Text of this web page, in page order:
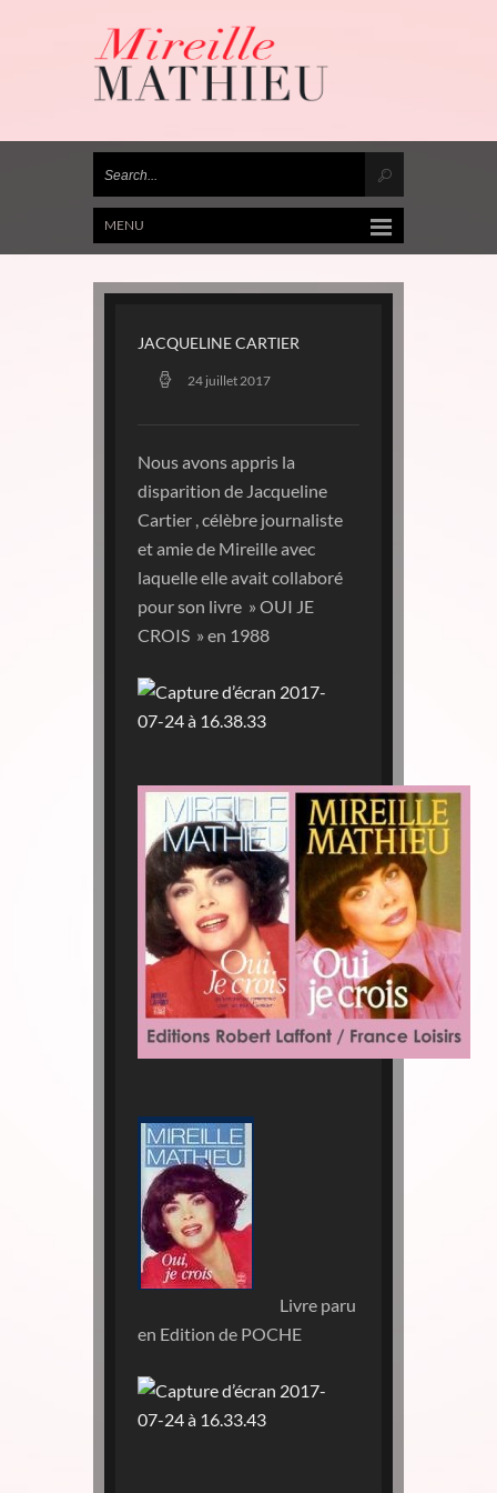
MENU
JACQUELINE CARTIER
24 juillet 2017
Nous avons appris la
disparition de Jacqueline
Cartier , célèbre journaliste
et amie de Mireille avec
laquelle elle avait collaboré
pour son livre » OUI JE
CROIS » en 1988
Livre paru
en Edition de POCHE